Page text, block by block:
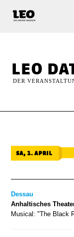
leo
DER
sa, 1. april
Dessau
Anhaltisches
Musical: "The Black